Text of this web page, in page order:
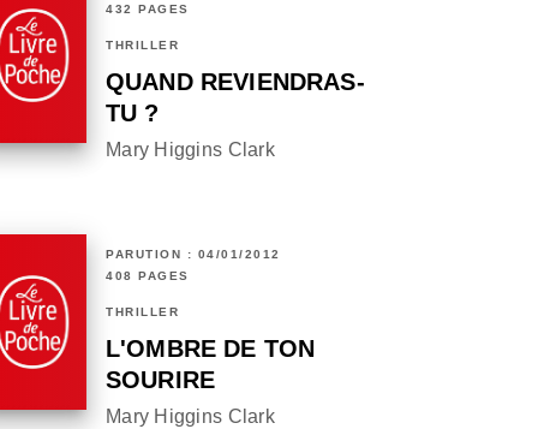
432 PAGES
THRILLER
QUAND REVIENDRAS-
TU ?
Mary Higgins Clark
PARUTION : 04/01/2012
408 PAGES
THRILLER
L'OMBRE DE TON
SOURIRE
Mary Higgins Clark